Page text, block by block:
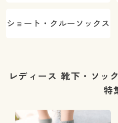
ショート・クルーソックス
レディース 靴下・ソッ
特